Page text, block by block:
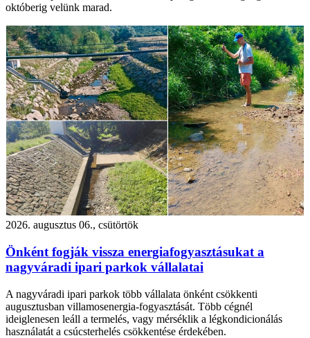
októberig velünk marad.
2026. augusztus 06., csütörtök
Önként fogják vissza energiafogyasztásukat a
nagyváradi ipari parkok vállalatai
A nagyváradi ipari parkok több vállalata önként csökkenti
augusztusban villamosenergia-fogyasztását. Több cégnél
ideiglenesen leáll a termelés, vagy mérséklik a légkondicionálás
használatát a csúcsterhelés csökkentése érdekében.